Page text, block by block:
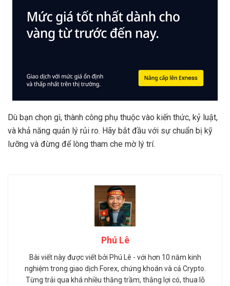
Dù bạn chọn gì, thành công phụ thuộc vào kiến thức, kỷ luật,
và khả năng quản lý rủi ro. Hãy bắt đầu với sự chuẩn bị kỹ
lưỡng và đừng để lòng tham che mờ lý trí.
Phú Lê
Bài viết này được viết bởi Phú Lê - với hơn 10 năm kinh
nghiệm trong giao dịch Forex, chứng khoán và cả Crypto.
Từng trải qua khá nhiều thăng trầm, thắng lợi có, thua lỗ